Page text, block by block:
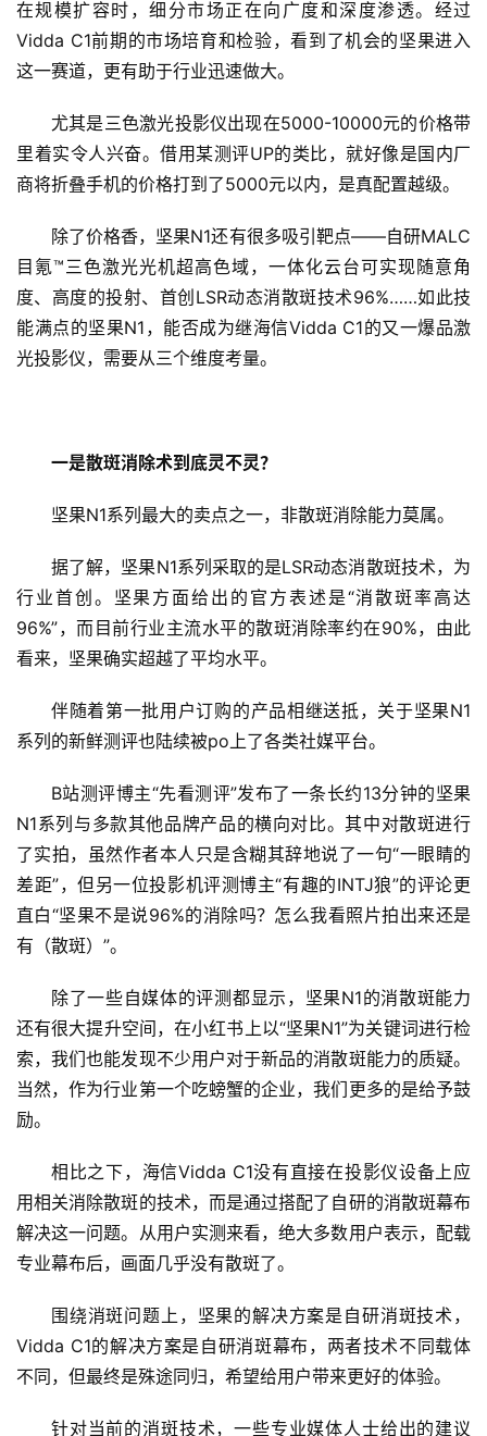
在规模扩容时，细分市场正在向广度和深度渗透。经过
Vidda C1前期的市场培育和检验，看到了机会的坚果进入
这一赛道，更有助于行业迅速做大。
尤其是三色激光投影仪出现在5000-10000元的价格带
里着实令人兴奋。借用某测评UP的类比，就好像是国内厂
商将折叠手机的价格打到了5000元以内，是真配置越级。
除了价格香，坚果N1还有很多吸引靶点——自研MALC
目氪™三色激光光机超高色域，一体化云台可实现随意角
度、高度的投射、首创LSR动态消散斑技术96%……如此技
能满点的坚果N1，能否成为继海信Vidda C1的又一爆品激
光投影仪，需要从三个维度考量。
一是散斑消除术到底灵不灵？
坚果N1系列最大的卖点之一，非散斑消除能力莫属。
据了解，坚果N1系列采取的是LSR动态消散斑技术，为
行业首创。坚果方面给出的官方表述是“消散斑率高达
96%”，而目前行业主流水平的散斑消除率约在90%，由此
看来，坚果确实超越了平均水平。
伴随着第一批用户订购的产品相继送抵，关于坚果N1
系列的新鲜测评也陆续被po上了各类社媒平台。
B站测评博主“先看测评”发布了一条长约13分钟的坚果
N1系列与多款其他品牌产品的横向对比。其中对散斑进行
了实拍，虽然作者本人只是含糊其辞地说了一句“一眼睛的
差距”，但另一位投影机评测博主“有趣的INTJ狼”的评论更
直白“坚果不是说96%的消除吗？怎么我看照片拍出来还是
有（散斑）”。
除了一些自媒体的评测都显示，坚果N1的消散斑能力
还有很大提升空间，在小红书上以“坚果N1”为关键词进行检
索，我们也能发现不少用户对于新品的消散斑能力的质疑。
当然，作为行业第一个吃螃蟹的企业，我们更多的是给予鼓
励。
相比之下，海信Vidda C1没有直接在投影仪设备上应
用相关消除散斑的技术，而是通过搭配了自研的消散斑幕布
解决这一问题。从用户实测来看，绝大多数用户表示，配载
专业幕布后，画面几乎没有散斑了。
围绕消斑问题上，坚果的解决方案是自研消斑技术，
Vidda C1的解决方案是自研消斑幕布，两者技术不同载体
不同，但最终是殊途同归，希望给用户带来更好的体验。
针对当前的消斑技术，一些专业媒体人士给出的建议